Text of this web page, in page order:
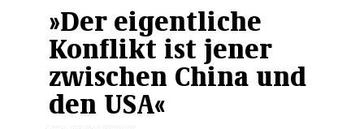
»Der eigentliche
Konflikt ist jener
zwischen China und
den USA«